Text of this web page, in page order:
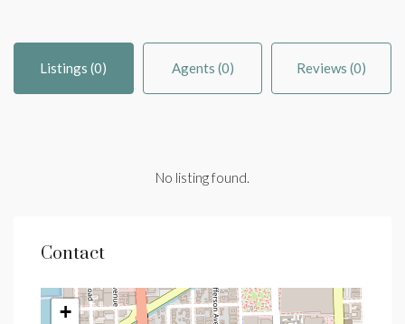
Listings (0) Agents (0) Reviews (0)
No listing found.
Contact
+